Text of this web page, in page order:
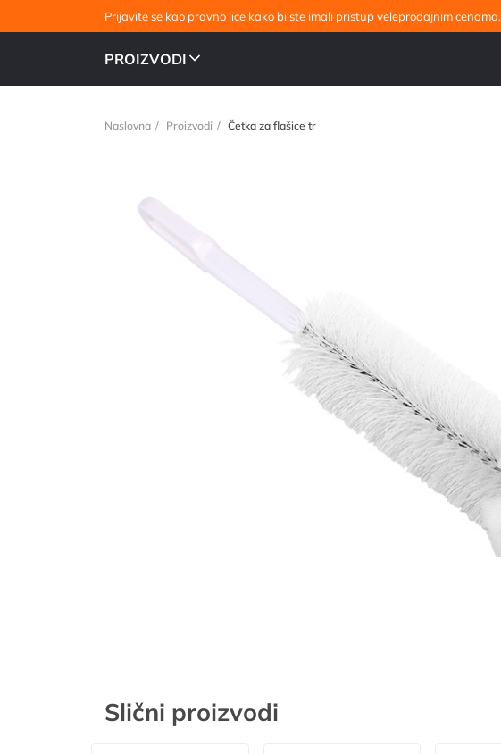
Prijavite se kao pravno lice kako bi ste imali pristup veleprodajnim cenama.
PROIZVODI
Naslovna Proizvodi Četka za flašice tr
Slični proizvodi